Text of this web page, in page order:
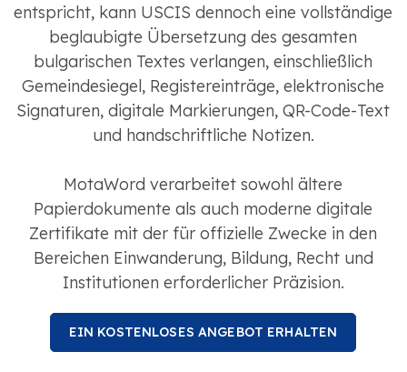
entspricht, kann USCIS dennoch eine vollständige
beglaubigte Übersetzung des gesamten
bulgarischen Textes verlangen, einschließlich
Gemeindesiegel, Registereinträge, elektronische
Signaturen, digitale Markierungen, QR-Code-Text
und handschriftliche Notizen.
MotaWord verarbeitet sowohl ältere
Papierdokumente als auch moderne digitale
Zertifikate mit der für offizielle Zwecke in den
Bereichen Einwanderung, Bildung, Recht und
Institutionen erforderlicher Präzision.
EIN KOSTENLOSES ANGEBOT ERHALTEN